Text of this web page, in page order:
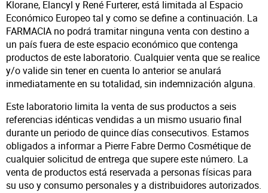
Klorane, Elancyl y René Furterer, está limitada al Espacio
Económico Europeo tal y como se define a continuación. La
FARMACIA no podrá tramitar ninguna venta con destino a
un país fuera de este espacio económico que contenga
productos de este laboratorio. Cualquier venta que se realice
y/o valide sin tener en cuenta lo anterior se anulará
inmediatamente en su totalidad, sin indemnización alguna.
Este laboratorio limita la venta de sus productos a seis
referencias idénticas vendidas a un mismo usuario final
durante un periodo de quince días consecutivos. Estamos
obligados a informar a Pierre Fabre Dermo Cosmétique de
cualquier solicitud de entrega que supere este número. La
venta de productos está reservada a personas físicas para
su uso y consumo personales y a distribuidores autorizados.